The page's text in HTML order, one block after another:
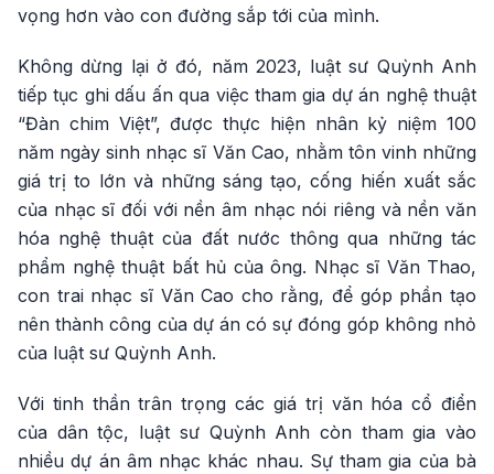
vọng hơn vào con đường sắp tới của mình.
Không dừng lại ở đó, năm 2023, luật sư Quỳnh Anh
tiếp tục ghi dấu ấn qua việc tham gia dự án nghệ thuật
“Đàn chim Việt”, được thực hiện nhân kỷ niệm 100
năm ngày sinh nhạc sĩ Văn Cao, nhằm tôn vinh những
giá trị to lớn và những sáng tạo, cống hiến xuất sắc
của nhạc sĩ đối với nền âm nhạc nói riêng và nền văn
hóa nghệ thuật của đất nước thông qua những tác
phẩm nghệ thuật bất hủ của ông. Nhạc sĩ Văn Thao,
con trai nhạc sĩ Văn Cao cho rằng, để góp phần tạo
nên thành công của dự án có sự đóng góp không nhỏ
của luật sư Quỳnh Anh.
Với tinh thần trân trọng các giá trị văn hóa cổ điển
của dân tộc, luật sư Quỳnh Anh còn tham gia vào
nhiều dự án âm nhạc khác nhau. Sự tham gia của bà